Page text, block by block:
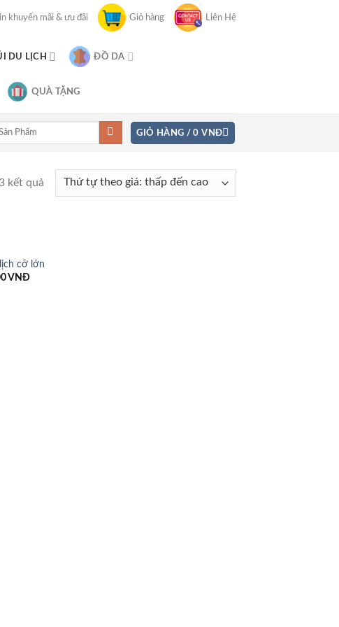
khuyến mãi & ưu đãi Giỏ hàng Liên Hệ
DU LỊCH ĐỒ DA
QUÀ TẶNG
GIỎ HÀNG /0VNĐ
kết quả
cỡ lớn
VNĐ